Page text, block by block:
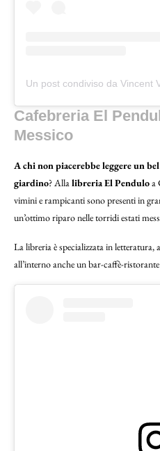
Cafebreria El
Messico
A chi non piacerebbe leggere un
giardino? Alla libreria El Penduloa
vimini e rampicanti sono presenti in
un’ottimo riparo nelle torridi estati
La libreria è specializzata in letteratura,
all’interno anche un bar-caffè-